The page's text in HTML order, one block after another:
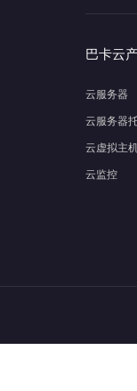
巴卡云
云服务器
云服务器
云虚拟主
云监控